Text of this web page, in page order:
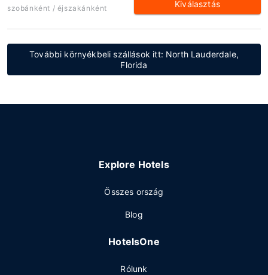
szobánként / éjszakánként Kiválasztás
További környékbeli szállások itt: North Lauderdale,
Florida
Explore Hotels
Összes ország
Blog
HotelsOne
Rólunk